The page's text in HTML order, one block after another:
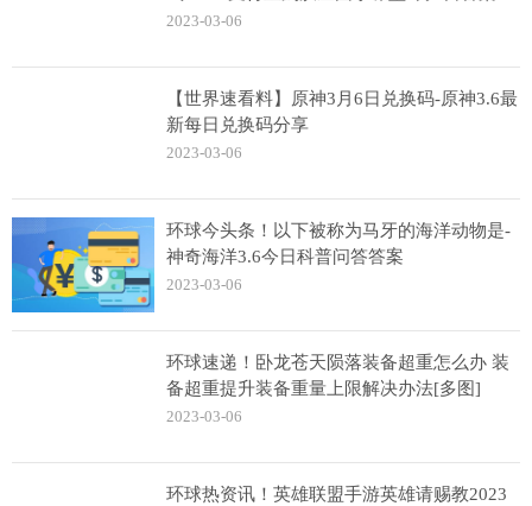
享
2023-03-06
【世界速看料】原神3月6日兑换码-原神3.6最
新每日兑换码分享
2023-03-06
环球今头条！以下被称为马牙的海洋动物是-
神奇海洋3.6今日科普问答答案
2023-03-06
环球速递！卧龙苍天陨落装备超重怎么办 装
备超重提升装备重量上限解决办法[多图]
2023-03-06
环球热资讯！英雄联盟手游英雄请赐教2023